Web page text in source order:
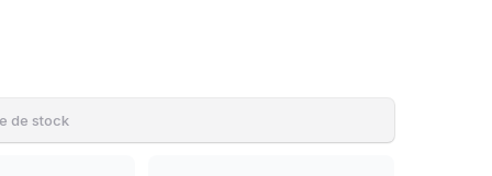
de stock